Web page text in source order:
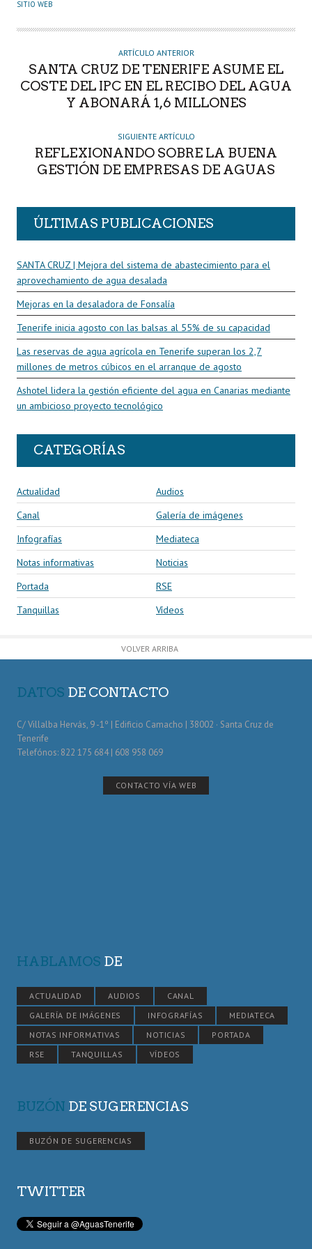
O
SITIO WEB
ARTÍCULO ANTERIOR
SANTA CRUZ DE TENERIFE ASUME EL
COSTE DEL IPC EN EL RECIBO DEL AGUA
Y ABONARÁ 1,6 MILLONES
SIGUIENTE ARTÍCULO
REFLEXIONANDO SOBRE LA BUENA
GESTIÓN DE EMPRESAS DE AGUAS
ÚLTIMAS PUBLICACIONES
SANTA CRUZ | Mejora del sistema de abastecimiento para el
aprovechamiento de agua desalada
Mejoras en la desaladora de Fonsalía
Tenerife inicia agosto con las balsas al 55% de su capacidad
Las reservas de agua agrícola en Tenerife superan los 2,7
millones de metros cúbicos en el arranque de agosto
Ashotel lidera la gestión eficiente del agua en Canarias mediante
un ambicioso proyecto tecnológico
CATEGORÍAS
Actualidad
Audios
Canal
Galería de imágenes
Infografías
Mediateca
Notas informativas
Noticias
Portada
RSE
Tanquillas
Vídeos
VOLVER ARRIBA
DATOS DE CONTACTO
C/ Villalba Hervás, 9 -1º | Edificio Camacho | 38002 · Santa Cruz de
Tenerife
Telefónos: 822 175 684 | 608 958 069
CONTACTO VÍA WEB
HABLAMOS DE
ACTUALIDAD AUDIOS
CANAL
GALERÍA DE IMÁGENES
INFOGRAFÍAS
MEDIATECA
NOTAS INFORMATIVAS
NOTICIAS
PORTADA
RSE
TANQUILLAS VÍDEOS
BUZÓN DE SUGERENCIAS
BUZÓN DE SUGERENCIAS
TWITTER